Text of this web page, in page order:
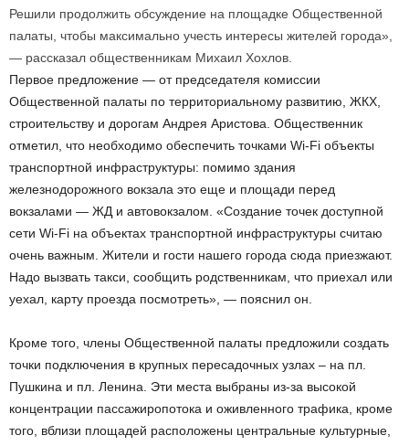
Решили продолжить обсуждение на площадке Общественной
палаты, чтобы максимально учесть интересы жителей города»,
— рассказал общественникам Михаил Хохлов.
Первое предложение — от председателя комиссии
Общественной палаты по территориальному развитию, ЖКХ,
строительству и дорогам Андрея Аристова. Общественник
отметил, что необходимо обеспечить точками Wi-Fi объекты
транспортной инфраструктуры: помимо здания
железнодорожного вокзала это еще и площади перед
вокзалами — ЖД и автовокзалом. «Создание точек доступной
сети Wi-Fi на объектах транспортной инфраструктуры считаю
очень важным. Жители и гости нашего города сюда приезжают.
Надо вызвать такси, сообщить родственникам, что приехал или
уехал, карту проезда посмотреть», — пояснил он.
Кроме того, члены Общественной палаты предложили создать
точки подключения в крупных пересадочных узлах – на пл.
Пушкина и пл. Ленина. Эти места выбраны из-за высокой
концентрации пассажиропотока и оживленного трафика, кроме
того, вблизи площадей расположены центральные культурные,